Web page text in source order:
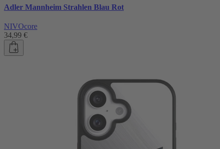
Adler Mannheim Strahlen Blau Rot
NIVOcore
34,99 €